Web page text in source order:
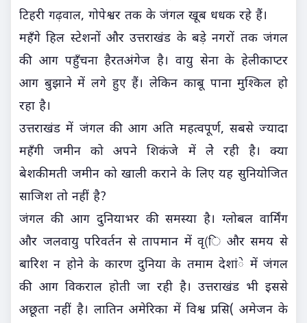
टिहरी गढ़वाल, गोपेश्वर तक के जंगल खूब धधक रहे हैं।
महँगे हिल स्टेशनों और उत्तराखंड के बड़े नगरों तक जंगल
की आग पहुँचना हैरतअंगेज है। वायु सेना के हेलीकाप्टर
आग बुझाने में लगे हुए हैं। लेकिन काबू पाना मुश्किल हो
रहा है।
उत्तराखंड में जंगल की आग अति महत्वपूर्ण, सबसे ज्यादा
महँगी जमीन को अपने शिकंजे में लेे रही है। क्या
बेशकीमती जमीन को खाली कराने के लिए यह सुनियोजित
साजिश तो नहीं है?
जंगल की आग दुनियाभर की समस्या है। ग्लोबल वार्मिंग
और जलवायु परिवर्तन से तापमान में वृ(ि और समय से
बारिश न होने के कारण दुनिया के तमाम देशांे में जंगल
की आग विकराल होती जा रही है। उत्तराखंड भी इससे
अछूता नहीं है। लातिन अमेरिका में विश्व प्रसि( अमेजन के